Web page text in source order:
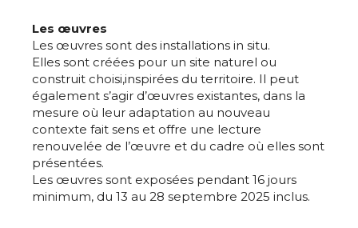
Les œuvres
Les œuvres sont des installations in situ.
Elles sont créées pour un site naturel ou
construit choisi,inspirées du territoire. Il peut
également s’agir d’œuvres existantes, dans la
mesure où leur adaptation au nouveau
contexte fait sens et offre une lecture
renouvelée de l’œuvre et du cadre où elles sont
présentées.
Les œuvres sont exposées pendant 16 jours
minimum, du 13 au 28 septembre 2025 inclus.